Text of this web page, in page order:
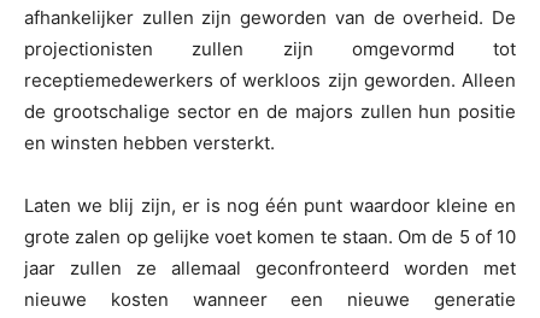
afhankelijker zullen zijn geworden van de overheid. De
projectionisten zullen zijn omgevormd tot
receptiemedewerkers of werkloos zijn geworden. Alleen
de grootschalige sector en de majors zullen hun positie
en winsten hebben versterkt.
Laten we blij zijn, er is nog één punt waardoor kleine en
grote zalen op gelijke voet komen te staan. Om de 5 of 10
jaar zullen ze allemaal geconfronteerd worden met
nieuwe kosten wanneer een nieuwe generatie